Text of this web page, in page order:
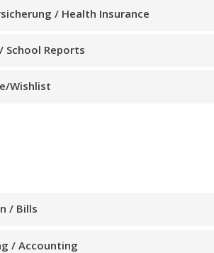
/ Health Insurance
School Reports
Wishlist
/ Bills
/ Accounting